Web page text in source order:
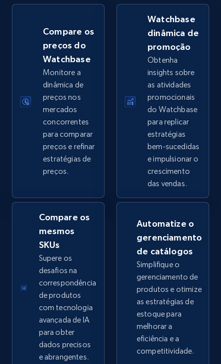
2.5K+ 359+ Comece agora
eBay - Gather data on products using
URL, Product id, Title, Seller name, Seller rating,
Seller reviews, Breadcrumbs, Root category, and
more.
Comece agora
eBay - Collect products from shops on eBay
URL, Product id, Title, Seller name, Seller rating,
Seller reviews, Breadcrumbs, Root category, and
more.
2.5K+ Comece agora
eBay - Collect records by category
URL, Product id, Title, Seller name, Seller rating,
Seller reviews, Breadcrumbs, Root category, and
2.5K+ 359+ Comece agora
Compare os
preços do
Watchbase
Monitore a
dinâmica de
preços nos
mercados
concorrentes
para comparar
preços e refinar
estratégias de
preços.
Watchbase
dinâmica de
promoção
Obtenha
insights sobre
as atividades
promocionais
do Watchbase
para replicar
estratégias
bem-sucedidas
e impulsionar o
crescimento
das vendas.
Compare os
mesmos
SKUs
Supere os
desafios na
correspondência
de produtos
com tecnologia
avançada de IA
para obter
dados precisos
e abrangentes.
Automatize o
gerenciamento
de catálogos
Simplifique o
gerenciamento de
produtos e otimize
as estratégias de
estoque para
melhorar a
eficiência e a
competitividade.